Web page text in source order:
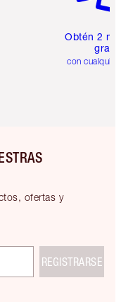
Obtén 2
gratis
con
ofertas y
REGISTRARSE